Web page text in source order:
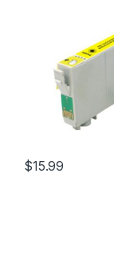
$15.99